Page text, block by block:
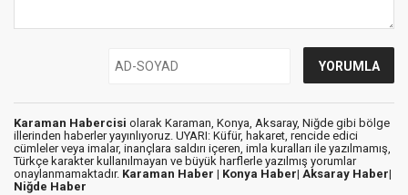
Karaman Habercisi olarak Karaman, Konya, Aksaray, Niğde gibi bölge
illerinden haberler yayınlıyoruz. UYARI: Küfür, hakaret, rencide edici
cümleler veya imalar, inançlara saldırı içeren, imla kuralları ile yazılmamış,
Türkçe karakter kullanılmayan ve büyük harflerle yazılmış yorumlar
onaylanmamaktadır. Karaman Haber | Konya Haber| Aksaray Haber|
Niğde Haber